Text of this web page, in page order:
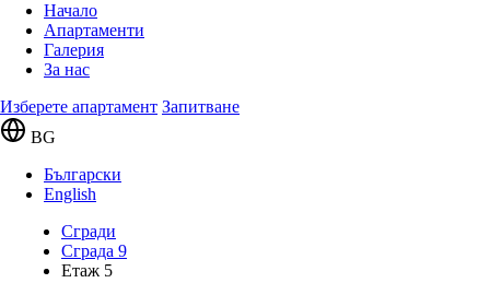
Начало
Апартаменти
Галерия
За нас
Изберете апартамент Запитване
BG
Български
English
Сгради
Сграда 9
Етаж 5